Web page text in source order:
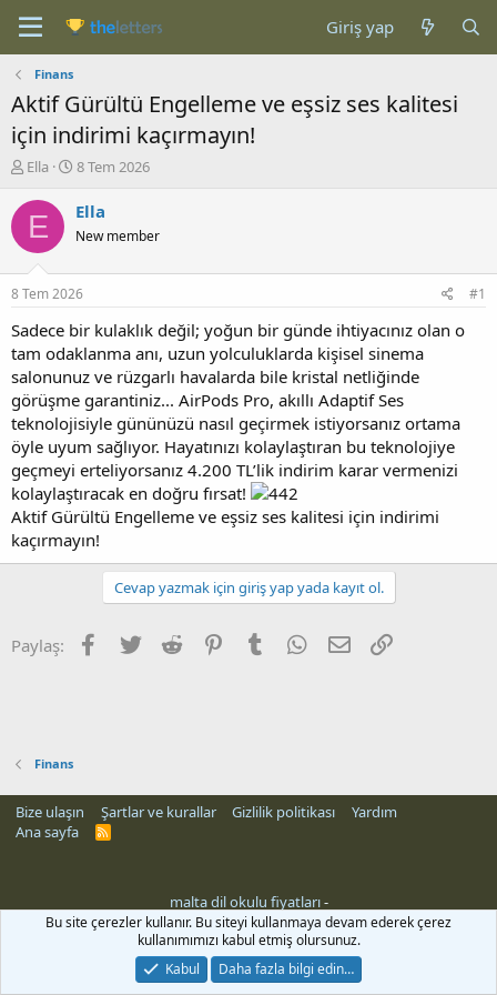
Giriş yap
Finans
Aktif Gürültü Engelleme ve eşsiz ses kalitesi
için indirimi kaçırmayın!
K
n
b
u
u
b
a
l
a
t
a
n
Ella
B
ş
a
g
ı
ç
t
a
r
i
h
i
8 Tem 2026
E Ella
New member
8 Tem 2026 #1
Sadece bir kulaklık değil; yoğun bir günde ihtiyacınız olan o
tam odaklanma anı, uzun yolculuklarda kişisel sinema
salonunuz ve rüzgarlı havalarda bile kristal netliğinde
görüşme garantiniz... AirPods Pro, akıllı Adaptif Ses
teknolojisiyle gününüzü nasıl geçirmek istiyorsanız ortama
öyle uyum sağlıyor. Hayatınızı kolaylaştıran bu teknolojiye
geçmeyi erteliyorsanız 4.200 TL’lik indirim karar vermenizi
kolaylaştıracak en doğru fırsat!
Aktif Gürültü Engelleme ve eşsiz ses kalitesi için indirimi
kaçırmayın!
Cevap yazmak için giriş yap yada kayıt ol.
Paylaş: Facebook
Twitter Reddit PinterestTumblr WhatsApp
E-posta
Finans
Bize ulaşın Şartlar ve kurallar Gizlilik politikası
Yardım
Ana sayfa
R
malta dil okulu fiyatları-
siteleri
Bu site çerezler kullanır. Bu siteyi kullanmaya devam ederek çerez
kullanımımızı kabul etmiş olursunuz.
Kabul
Daha fazla bilgi edin…